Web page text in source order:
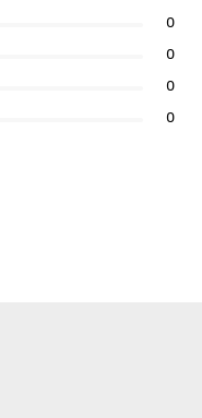
0
0
0
0